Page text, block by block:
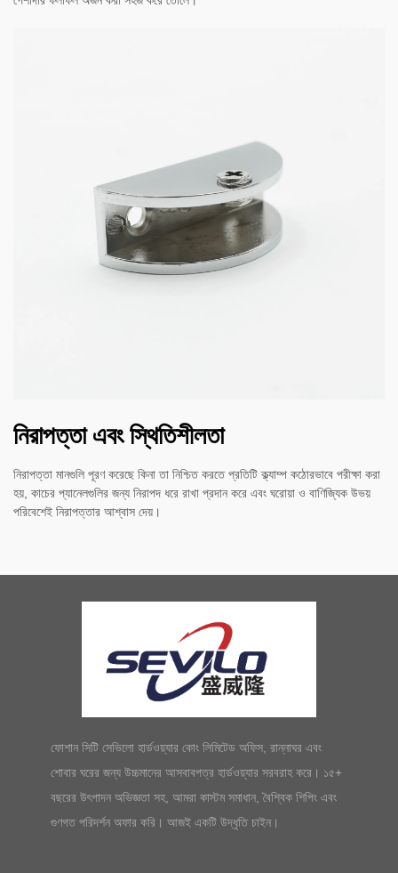
নিরাপত্তা এবং স্থিতিশীলতা
নিরাপত্তা মানগুলি পূরণ করেছে কিনা তা নিশ্চিত করতে প্রতিটি ক্ল্যাম্প কঠোরভাবে পরীক্ষা করা
হয়, কাচের প্যানেলগুলির জন্য নিরাপদ ধরে রাখা প্রদান করে এবং ঘরোয়া ও বাণিজ্যিক উভয়
পরিবেশেই নিরাপত্তার আশ্বাস দেয়।
ফোশান সিটি সেভিলো হার্ডওয়্যার কোং লিমিটেড অফিস, রান্নাঘর এবং
শোবার ঘরের জন্য উচ্চমানের আসবাবপত্র হার্ডওয়্যার সরবরাহ করে। ১৫+
বছরের উৎপাদন অভিজ্ঞতা সহ, আমরা কাস্টম সমাধান, বৈশ্বিক শিপিং এবং
গুণগত পরিদর্শন অফার করি। আজই একটি উদ্ধৃতি চাইন।